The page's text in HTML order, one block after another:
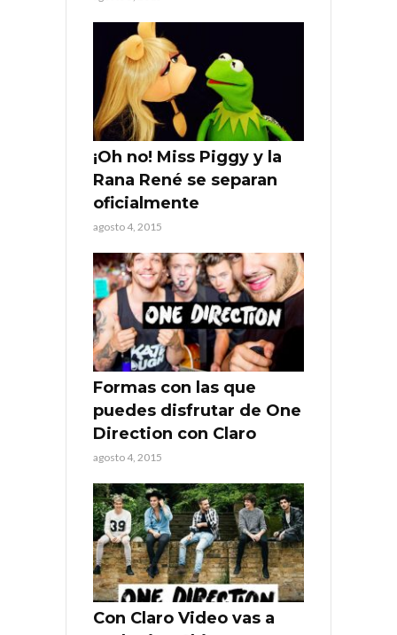
¡Oh no! Miss Piggy y la
Rana René se separan
oficialmente
agosto 4, 2015
Formas con las que
puedes disfrutar de One
Direction con Claro
agosto 4, 2015
Con Claro Video vas a